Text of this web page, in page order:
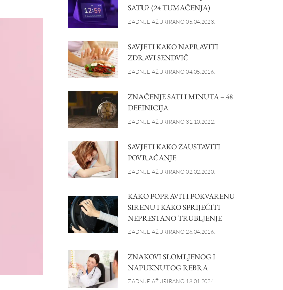
SATU? (24 TUMAČENJA)
ZADNJE AŽURIRANO 05.04.2023.
SAVJETI KAKO NAPRAVITI
ZDRAVI SENDVIČ
ZADNJE AŽURIRANO 04.05.2016.
ZNAČENJE SATI I MINUTA – 48
DEFINICIJA
ZADNJE AŽURIRANO 31.10.2022.
SAVJETI KAKO ZAUSTAVITI
POVRAĆANJE
ZADNJE AŽURIRANO 02.02.2020.
KAKO POPRAVITI POKVARENU
SIRENU I KAKO SPRIJEČITI
NEPRESTANO TRUBLJENJE
ZADNJE AŽURIRANO 26.04.2016.
ZNAKOVI SLOMLJENOG I
NAPUKNUTOG REBRA
ZADNJE AŽURIRANO 18.01.2024.